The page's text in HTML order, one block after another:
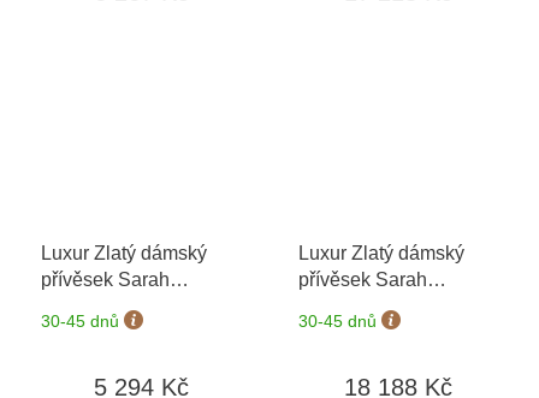
Luxur Zlatý dámský
přívěsek Sarah
+ možnost
výměny do 90 dní
30-45 dnů
5 294 Kč
Luxur Zlatý dámský
přívěsek Sarah
+ možnost
výměny do 90 dní
30-45 dnů
18 188 Kč